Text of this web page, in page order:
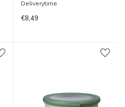
Deliverytime
€8,49